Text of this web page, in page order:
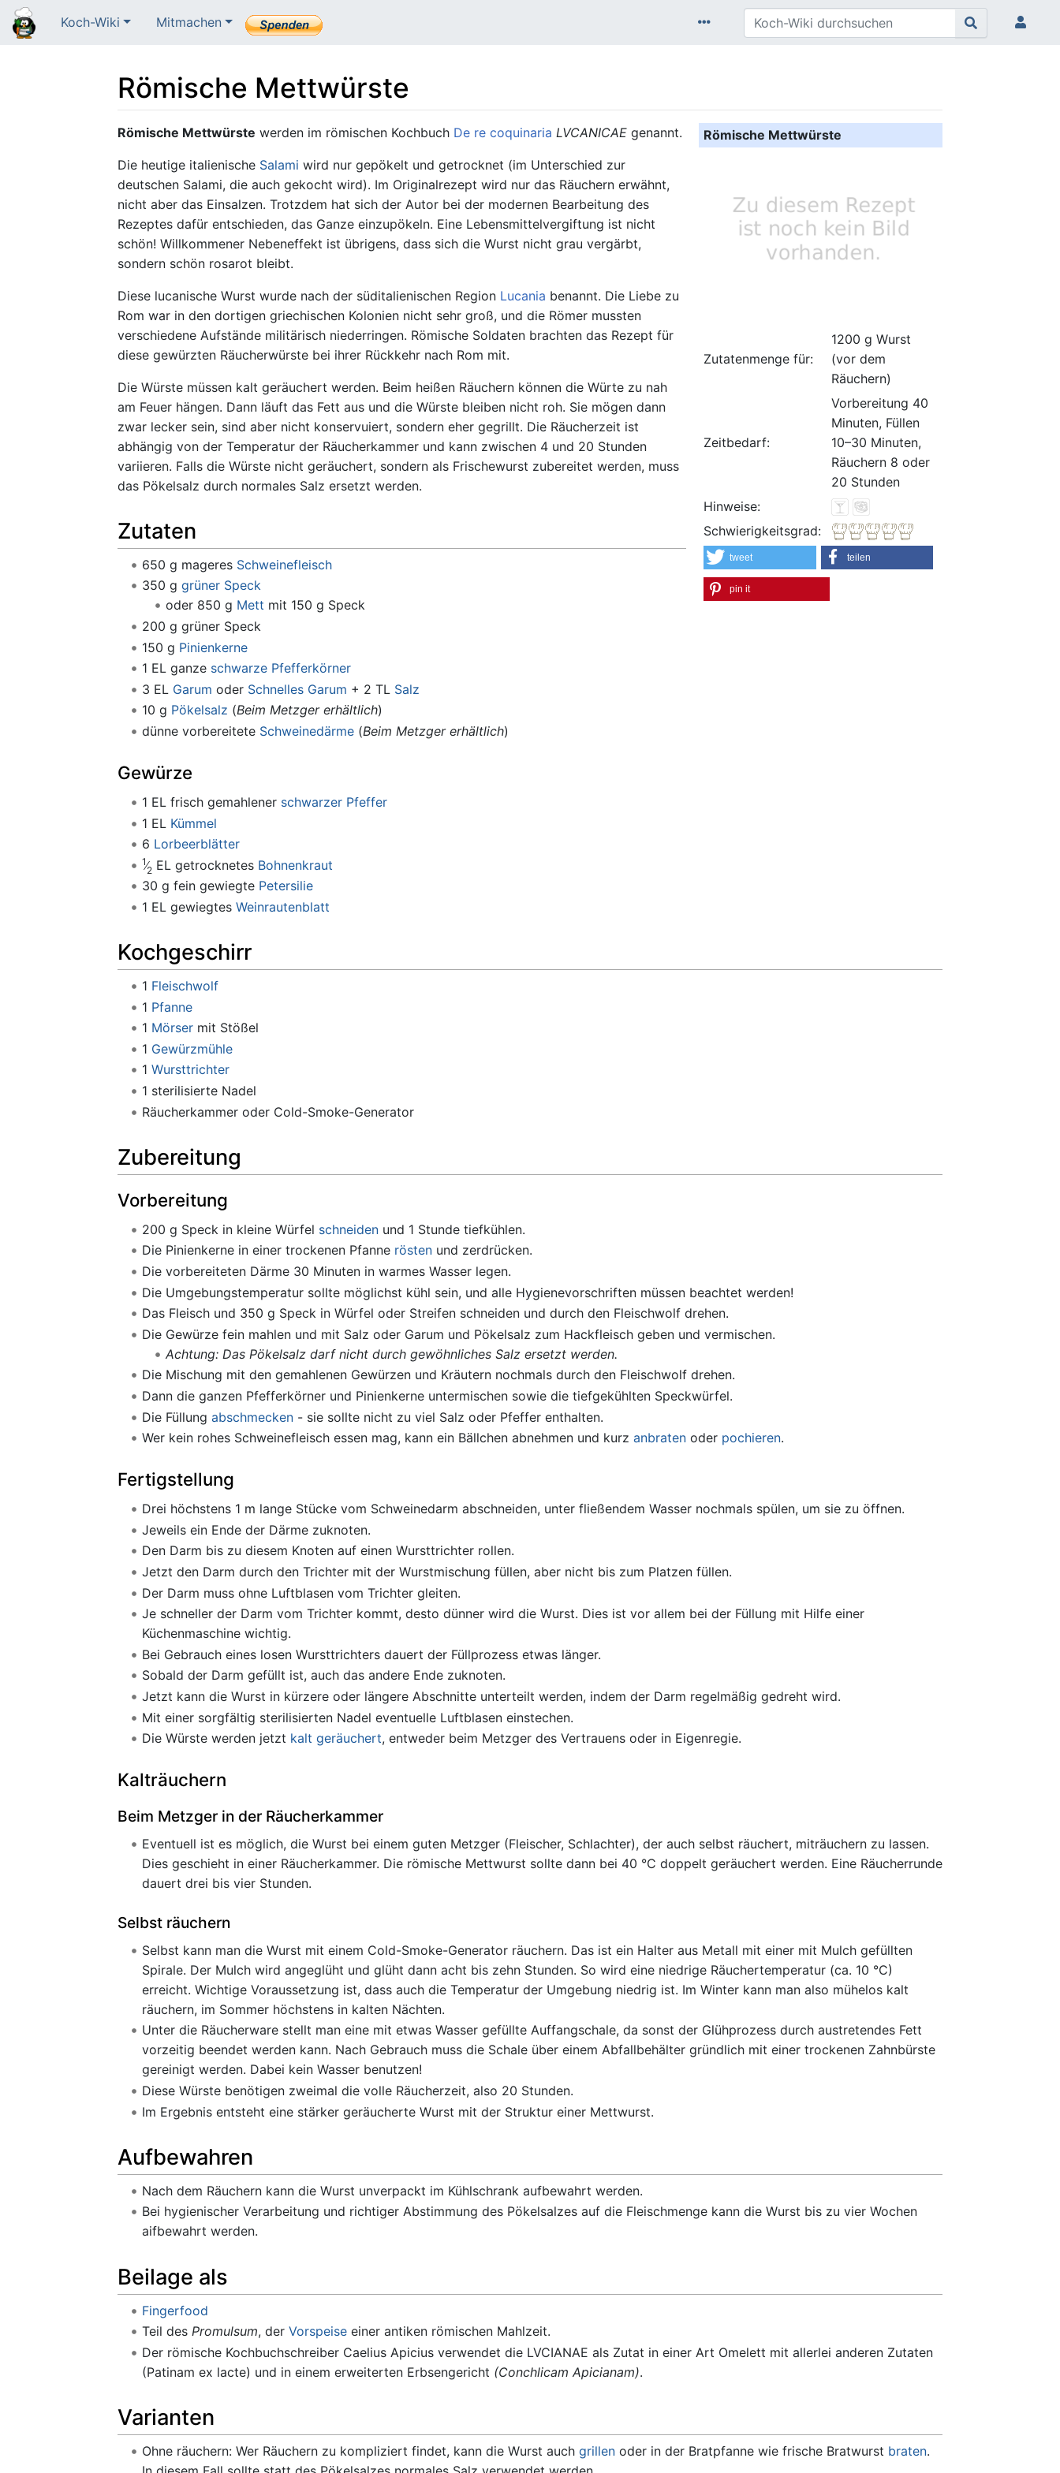
Koch-Wiki Mitmachen
Römische Mettwürste
Wechseln zu:Navigation ,Suche Römische Mettwürste
Zutatenmenge für:
1200 g Wurst
(vor dem
Räuchern)
Zeitbedarf:
Vorbereitung 40
Minuten, Füllen
10–30 Minuten,
Räuchern 8 oder
20 Stunden
Hinweise:
Schwierigkeitsgrad:
tweet teilen
pin it
Römische Mettwürste werden im römischen Kochbuch De re coquinaria LVCANICAE genannt.
Die heutige italienische Salami wird nur gepökelt und getrocknet (im Unterschied zur
deutschen Salami, die auch gekocht wird). Im Originalrezept wird nur das Räuchern erwähnt,
nicht aber das Einsalzen. Trotzdem hat sich der Autor bei der modernen Bearbeitung des
Rezeptes dafür entschieden, das Ganze einzupökeln. Eine Lebensmittelvergiftung ist nicht
schön! Willkommener Nebeneffekt ist übrigens, dass sich die Wurst nicht grau vergärbt,
sondern schön rosarot bleibt.
Diese lucanische Wurst wurde nach der süditalienischen Region Lucania benannt. Die Liebe zu
Rom war in den dortigen griechischen Kolonien nicht sehr groß, und die Römer mussten
verschiedene Aufstände militärisch niederringen. Römische Soldaten brachten das Rezept für
diese gewürzten Räucherwürste bei ihrer Rückkehr nach Rom mit.
Die Würste müssen kalt geräuchert werden. Beim heißen Räuchern können die Würte zu nah
am Feuer hängen. Dann läuft das Fett aus und die Würste bleiben nicht roh. Sie mögen dann
zwar lecker sein, sind aber nicht konservuiert, sondern eher gegrillt. Die Räucherzeit ist
abhängig von der Temperatur der Räucherkammer und kann zwischen 4 und 20 Stunden
variieren. Falls die Würste nicht geräuchert, sondern als Frischewurst zubereitet werden, muss
das Pökelsalz durch normales Salz ersetzt werden.
Zutaten
650 g mageres Schweinefleisch
350 g grüner Speck
oder 850 g Mett mit 150 g Speck
200 g grüner Speck
150 g Pinienkerne
1 EL ganze schwarze Pfefferkörner
3 EL Garum oder Schnelles Garum + 2 TL Salz
10 g Pökelsalz (Beim Metzger erhältlich)
dünne vorbereitete Schweinedärme(Beim Metzger erhältlich)
Gewürze
1 EL frisch gemahlener schwarzer Pfeffer
1 EL Kümmel
6 Lorbeerblätter
1
2EL getrocknetes Bohnenkraut
30 g fein gewiegte Petersilie
1 EL gewiegtes Weinrautenblatt
Kochgeschirr
1 Fleischwolf
1 Pfanne
1 Mörsermit Stößel
1 Gewürzmühle
1 Wursttrichter
1 sterilisierte Nadel
Räucherkammer oder Cold-Smoke-Generator
Zubereitung
Vorbereitung
200 g Speck in kleine Würfel schneidenund 1 Stunde tiefkühlen.
Die Pinienkerne in einer trockenen Pfanne röstenund zerdrücken.
Die vorbereiteten Därme 30 Minuten in warmes Wasser legen.
Die Umgebungstemperatur sollte möglichst kühl sein, und alle Hygienevorschriften müssen beachtet werden!
Das Fleisch und 350 g Speck in Würfel oder Streifen schneiden und durch den Fleischwolf drehen.
Die Gewürze fein mahlen und mit Salz oder Garum und Pökelsalz zum Hackfleisch geben und vermischen.
Achtung: Das Pökelsalz darf nicht durch gewöhnliches Salz ersetzt werden.
Die Mischung mit den gemahlenen Gewürzen und Kräutern nochmals durch den Fleischwolf drehen.
Dann die ganzen Pfefferkörner und Pinienkerne untermischen sowie die tiefgekühlten Speckwürfel.
Die Füllung abschmecken- sie sollte nicht zu viel Salz oder Pfeffer enthalten.
Wer kein rohes Schweinefleisch essen mag, kann ein Bällchen abnehmen und kurz anbratenoder pochieren.
Fertigstellung
Drei höchstens 1 m lange Stücke vom Schweinedarm abschneiden, unter fließendem Wasser nochmals spülen, um sie zu öffnen.
Jeweils ein Ende der Därme zuknoten.
Den Darm bis zu diesem Knoten auf einen Wursttrichter rollen.
Jetzt den Darm durch den Trichter mit der Wurstmischung füllen, aber nicht bis zum Platzen füllen.
Der Darm muss ohne Luftblasen vom Trichter gleiten.
Je schneller der Darm vom Trichter kommt, desto dünner wird die Wurst. Dies ist vor allem bei der Füllung mit Hilfe einer
Küchenmaschine wichtig.
Bei Gebrauch eines losen Wursttrichters dauert der Füllprozess etwas länger.
Sobald der Darm gefüllt ist, auch das andere Ende zuknoten.
Jetzt kann die Wurst in kürzere oder längere Abschnitte unterteilt werden, indem der Darm regelmäßig gedreht wird.
Mit einer sorgfältig sterilisierten Nadel eventuelle Luftblasen einstechen.
Die Würste werden jetzt kalt geräuchert, entweder beim Metzger des Vertrauens oder in Eigenregie.
Kalträuchern
Beim Metzger in der Räucherkammer
Eventuell ist es möglich, die Wurst bei einem guten Metzger (Fleischer, Schlachter), der auch selbst räuchert, miträuchern zu lassen.
Dies geschieht in einer Räucherkammer. Die römische Mettwurst sollte dann bei 40 °C doppelt geräuchert werden. Eine Räucherrunde
dauert drei bis vier Stunden.
Selbst räuchern
Selbst kann man die Wurst mit einem Cold-Smoke-Generator räuchern. Das ist ein Halter aus Metall mit einer mit Mulch gefüllten
Spirale. Der Mulch wird angeglüht und glüht dann acht bis zehn Stunden. So wird eine niedrige Räuchertemperatur (ca. 10 °C)
erreicht. Wichtige Voraussetzung ist, dass auch die Temperatur der Umgebung niedrig ist. Im Winter kann man also mühelos kalt
räuchern, im Sommer höchstens in kalten Nächten.
Unter die Räucherware stellt man eine mit etwas Wasser gefüllte Auffangschale, da sonst der Glühprozess durch austretendes Fett
vorzeitig beendet werden kann. Nach Gebrauch muss die Schale über einem Abfallbehälter gründlich mit einer trockenen Zahnbürste
gereinigt werden. Dabei kein Wasser benutzen!
Diese Würste benötigen zweimal die volle Räucherzeit, also 20 Stunden.
Im Ergebnis entsteht eine stärker geräucherte Wurst mit der Struktur einer Mettwurst.
Aufbewahren
Nach dem Räuchern kann die Wurst unverpackt im Kühlschrank aufbewahrt werden.
Bei hygienischer Verarbeitung und richtiger Abstimmung des Pökelsalzes auf die Fleischmenge kann die Wurst bis zu vier Wochen
aifbewahrt werden.
Beilage als
Fingerfood
Teil des Promulsum, der Vorspeiseeiner antiken römischen Mahlzeit.
Der römische Kochbuchschreiber Caelius Apicius verwendet die LVCIANAE als Zutat in einer Art Omelett mit allerlei anderen Zutaten
(Patinam ex lacte) und in einem erweiterten Erbsengericht (Conchlicam Apicianam).
Varianten
Ohne räuchern: Wer Räuchern zu kompliziert findet, kann die Wurst auch grillenoder in der Bratpfanne wie frische Bratwurst braten.